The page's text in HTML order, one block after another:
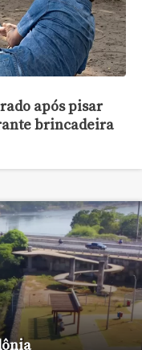
após pisar
brincadeira